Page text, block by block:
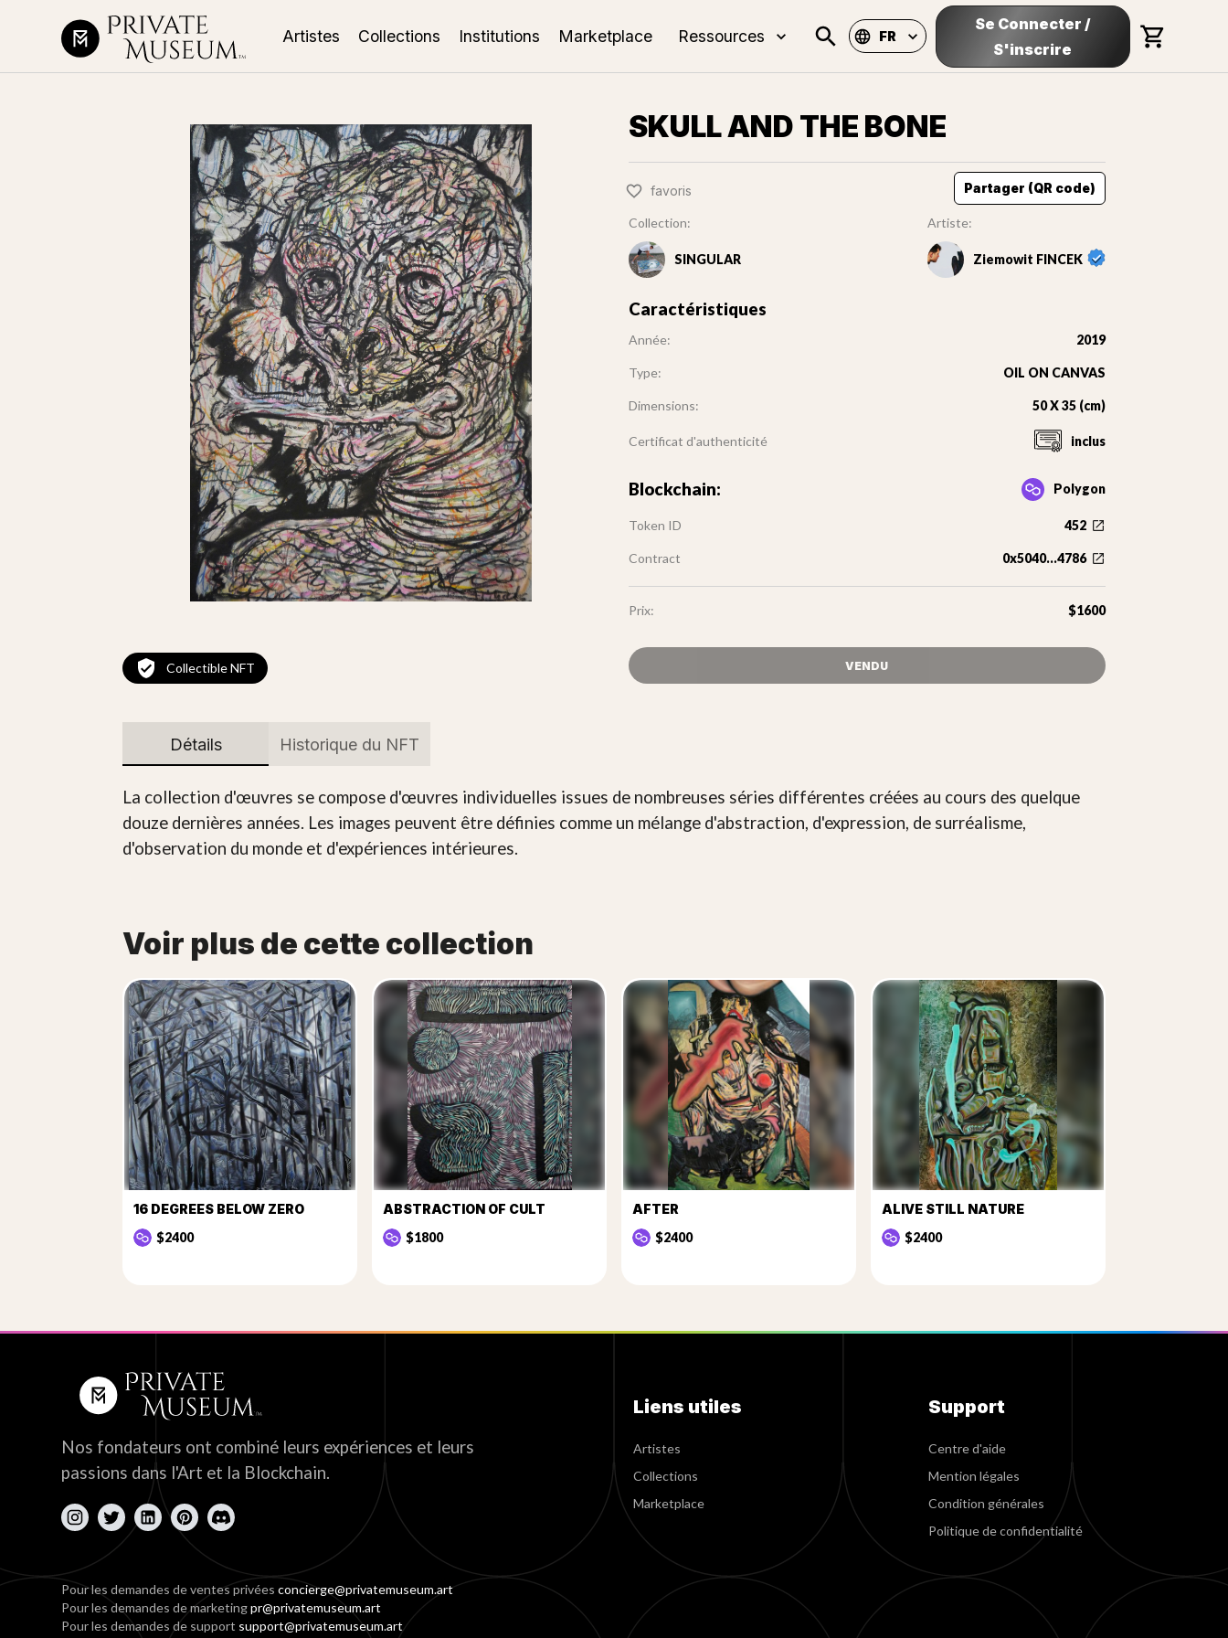
Artistes Collections Institutions Marketplace Ressources FR
Se Connecter /
S'inscrire
Collectible NFT
SKULL AND THE BONE
favoris Partager (QR code)
Collection:
SINGULAR
Artiste:
Ziemowit FINCEK
Caractéristiques
Année: 2019
Type: OIL ON CANVAS
Dimensions: 50 X 35 (cm)
Certificat d'authenticité inclus
Blockchain: Polygon
Token ID 452
Contract 0x5040...4786
Prix: $1600
VENDU
Détails Historique du NFT
La collection d'œuvres se compose d'œuvres individuelles issues de nombreuses séries différentes créées au cours des quelque
douze dernières années. Les images peuvent être définies comme un mélange d'abstraction, d'expression, de surréalisme,
d'observation du monde et d'expériences intérieures.
Voir plus de cette collection
16 DEGREES BELOW ZERO
$2400
ABSTRACTION OF CULT
$1800
AFTER
$2400
ALIVE STILL NATURE
$2400
Nos fondateurs ont combiné leurs expériences et leurs
passions dans l'Art et la Blockchain.
Liens utiles
Artistes
Collections
Marketplace
Support
Centre d'aide
Mention légales
Condition générales
Politique de confidentialité
Pour les demandes de ventes privéesconcierge@privatemuseum.art
Pour les demandes de marketingpr@privatemuseum.art
Pour les demandes de support support@privatemuseum.art